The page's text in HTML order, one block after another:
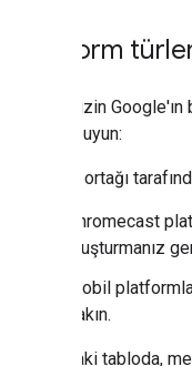
Platform
İçeriğinizin
şartlara uyun:
İş ortağı
Chromecast
oluşturmanız
Mobil
bakın.
Aşağıdaki tabloda,